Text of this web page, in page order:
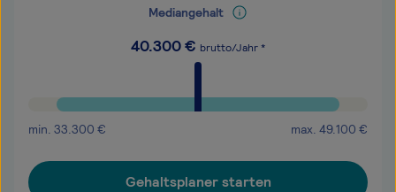
Mediangehalt
40.300€ brutto/Jahr *
min. 33.300 € max. 49.100 €
Gehaltsplaner starten